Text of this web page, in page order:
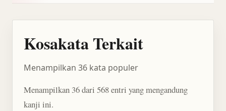
Kosakata Terkait
Menampilkan 36 kata populer
Menampilkan 36 dari 568 entri yang mengandung
kanji ini.